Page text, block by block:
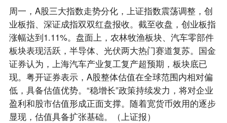
周一，A股三大指数走势分化，上证指数震荡调整，创
业板指、深证成指双双红盘报收。截至收盘，创业板指
涨幅达到1.11%。盘面上，农林牧渔板块、汽车零部件
板块表现活跃，半导体、光伏两大热门赛道复苏。国金
证券认为，上海汽车产业复工复产超预期，板块底已
现。粤开证券表示，A股整体估值在全球范围内相对偏
低，具备估值优势。“稳增长”政策持续发力，将对企业
盈利和股市估值形成正面支撑。随着宽货币效用的逐步
显现，估值具备扩张基础。（上证报）